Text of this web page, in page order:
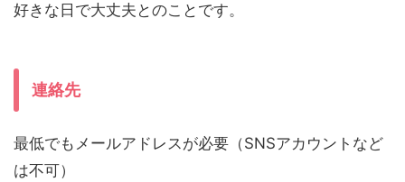
好きな日で大丈夫とのことです。
連絡先
最低でもメールアドレスが必要（SNSアカウントなど
は不可）